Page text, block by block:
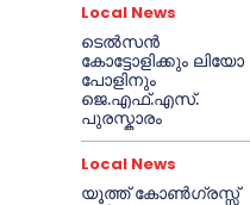
Local News
ടെൽസൻ
കോട്ടോളിക്കും ലിയോ
പോളിനും
ജെ.എഫ്.എസ്.
പുരസ്കാരം
Local News
യൂത്ത് കോൺഗ്രസ്സ്